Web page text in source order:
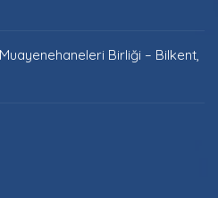
Birliği – Bilkent,